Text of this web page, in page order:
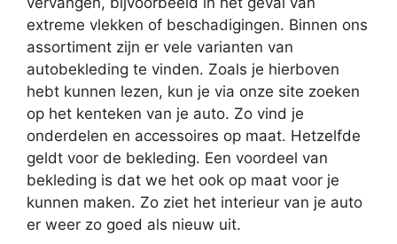
extreme vlekken of beschadigingen. Binnen ons
assortiment zijn er vele varianten van
autobekleding te vinden. Zoals je hierboven
hebt kunnen lezen, kun je via onze site zoeken
op het kenteken van je auto. Zo vind je
onderdelen en accessoires op maat. Hetzelfde
geldt voor de bekleding. Een voordeel van
bekleding is dat we het ook op maat voor je
kunnen maken. Zo ziet het interieur van je auto
er weer zo goed als nieuw uit.